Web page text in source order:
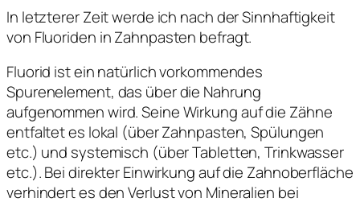
In letzterer Zeit werde ich nach der Sinnhaftigkeit
von Fluoriden in Zahnpasten befragt.
Fluorid ist ein natürlich vorkommendes
Spurenelement, das über die Nahrung
aufgenommen wird. Seine Wirkung auf die Zähne
entfaltet es lokal (über Zahnpasten, Spülungen
etc.) und systemisch (über Tabletten, Trinkwasser
etc.). Bei direkter Einwirkung auf die Zahnoberfläche
verhindert es den Verlust von Mineralien bei